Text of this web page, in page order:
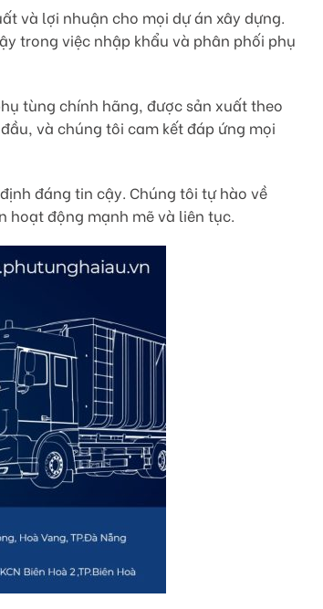
và lợi nhuận cho mọi dự án xây dựng.
trong việc nhập khẩu và phân phối phụ
tùng chính hãng, được sản xuất theo
và chúng tôi cam kết đáp ứng mọi
đáng tin cậy. Chúng tôi tự hào về
hoạt động mạnh mẽ và liên tục.